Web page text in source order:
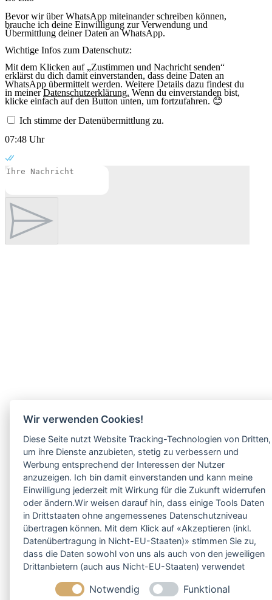
Wir verwenden Cookies!
Diese Seite nutzt Website Tracking-Technologien von Dritten,
um ihre Dienste anzubieten, stetig zu verbessern und
Werbung entsprechend der Interessen der Nutzer
anzuzeigen. Ich bin damit einverstanden und kann meine
Einwilligung jederzeit mit Wirkung für die Zukunft widerrufen
oder ändern.Wir weisen darauf hin, dass einige Tools Daten
in Drittstaaten ohne angemessenes Datenschutzniveau
übertragen können. Mit dem Klick auf «Akzeptieren (inkl.
Datenübertragung in Nicht-EU-Staaten)» stimmen Sie zu,
dass die Daten sowohl von uns als auch von den jeweiligen
Drittanbietern (auch aus Nicht-EU-Staaten) verwendet
selbstverständlich jederzeit ändern.
Notwendig Funktional
Bevor wir über WhatsApp miteinander schreiben können,
brauche ich deine Einwilligung zur Verwendung und
Übermittlung deiner Daten an WhatsApp.
Wichtige Infos zum Datenschutz:
Mit dem Klicken auf „Zustimmen und Nachricht senden“
erklärst du dich damit einverstanden, dass deine Daten an
WhatsApp übermittelt werden. Weitere Details dazu findest du
in meinerDatenschutzerklärung. Wenn du einverstanden bist,
klicke einfach auf den Button unten, um fortzufahren. 😊
Ich stimme der Datenübermittlung zu.
07:48 Uhr